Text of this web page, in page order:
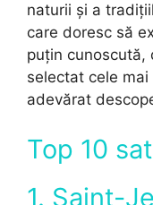
naturii și a
care doresc să
puțin cunoscută,
selectat cele
adevărat
Top 10
1. Saint-